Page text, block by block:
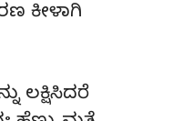
ಕೀಳಾಗಿ
ಲಕ್ಷಿಸಿದರೆ